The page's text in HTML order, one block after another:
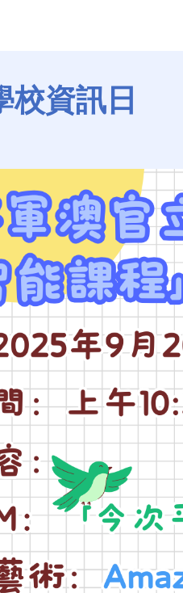
校資訊日